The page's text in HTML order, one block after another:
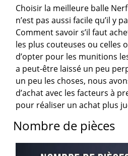
Choisir la meilleure balle
n’est pas aussi facile qu’il y
Comment savoir s’il faut
les plus couteuses ou celles
d’opter pour les munitions
a peut-être laissé un peu
un peu les choses, nous
d’achat avec les facteurs à
pour réaliser un achat plus
Nombre de pièces